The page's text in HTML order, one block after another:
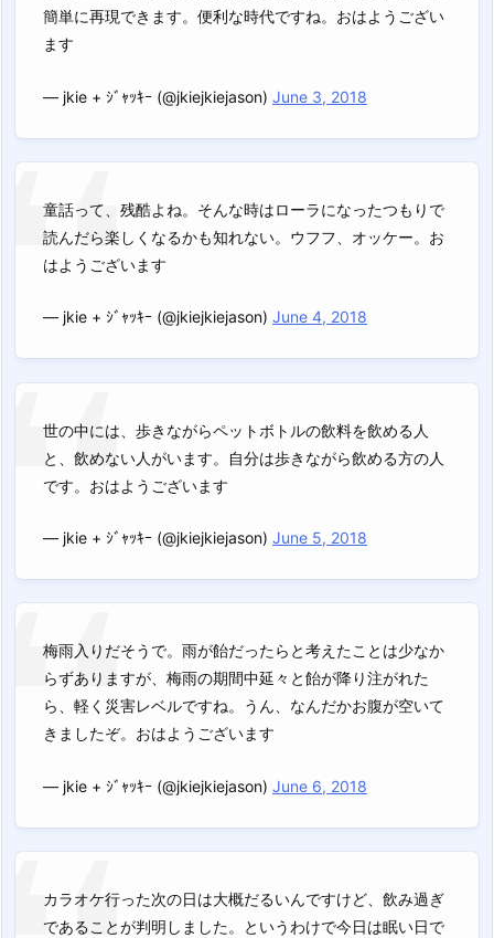
簡単に再現できます。便利な時代ですね。おはようござい
ます
— jkie + ｼﾞｬｯｷｰ (@jkiejkiejason) June 3, 2018
童話って、残酷よね。そんな時はローラになったつもりで
読んだら楽しくなるかも知れない。ウフフ、オッケー。お
はようございます
— jkie + ｼﾞｬｯｷｰ (@jkiejkiejason) June 4, 2018
世の中には、歩きながらペットボトルの飲料を飲める人
と、飲めない人がいます。自分は歩きながら飲める方の人
です。おはようございます
— jkie + ｼﾞｬｯｷｰ (@jkiejkiejason) June 5, 2018
梅雨入りだそうで。雨が飴だったらと考えたことは少なか
らずありますが、梅雨の期間中延々と飴が降り注がれた
ら、軽く災害レベルですね。うん、なんだかお腹が空いて
きましたぞ。おはようございます
— jkie + ｼﾞｬｯｷｰ (@jkiejkiejason) June 6, 2018
カラオケ行った次の日は大概だるいんですけど、飲み過ぎ
であることが判明しました。というわけで今日は眠い日で